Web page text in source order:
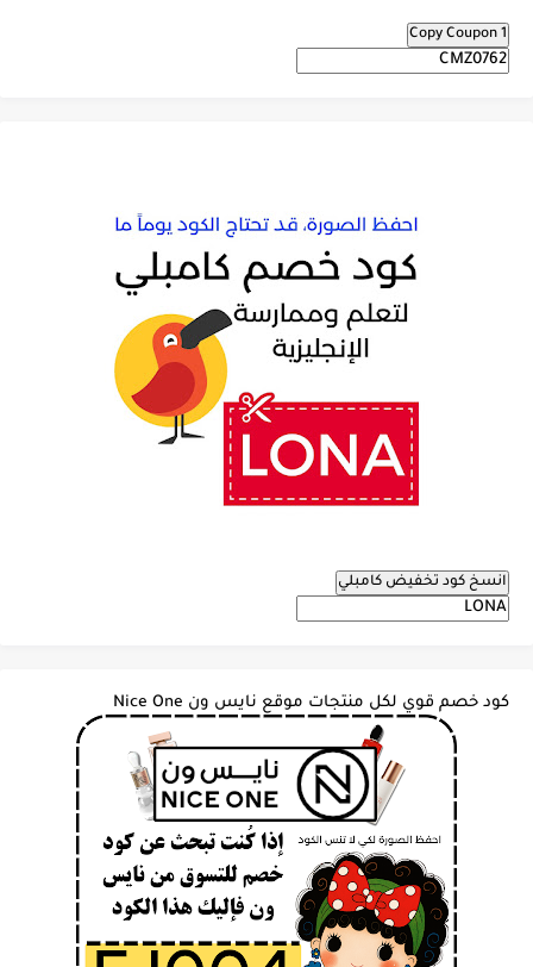
Copy Coupon 1
انسخ كود تخفيض كامبلي
كود خصم قوي لكل منتجات موقع نايس ون Nice One